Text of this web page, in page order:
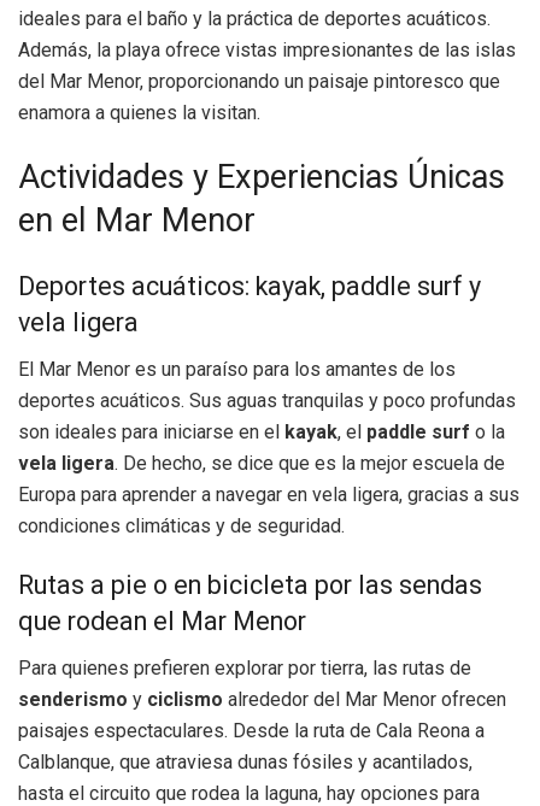
ideales para el baño y la práctica de deportes acuáticos.
Además, la playa ofrece vistas impresionantes de las islas
del Mar Menor, proporcionando un paisaje pintoresco que
enamora a quienes la visitan.
Actividades y Experiencias Únicas
en el Mar Menor
Deportes acuáticos: kayak, paddle surf y
vela ligera
El Mar Menor es un paraíso para los amantes de los
deportes acuáticos. Sus aguas tranquilas y poco profundas
son ideales para iniciarse en el kayak, el paddle surf o la
vela ligera. De hecho, se dice que es la mejor escuela de
Europa para aprender a navegar en vela ligera, gracias a sus
condiciones climáticas y de seguridad.
Rutas a pie o en bicicleta por las sendas
que rodean el Mar Menor
Para quienes prefieren explorar por tierra, las rutas de
senderismo y ciclismo alrededor del Mar Menor ofrecen
paisajes espectaculares. Desde la ruta de Cala Reona a
Calblanque, que atraviesa dunas fósiles y acantilados,
hasta el circuito que rodea la laguna, hay opciones para